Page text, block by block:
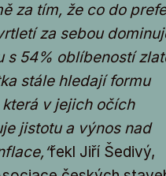
za tím, že co do
za sebou
s 54% oblíbeností
stále hledají formu
v jejich očích
jistotu a výnos nad
řekl Jiří Šedivý,